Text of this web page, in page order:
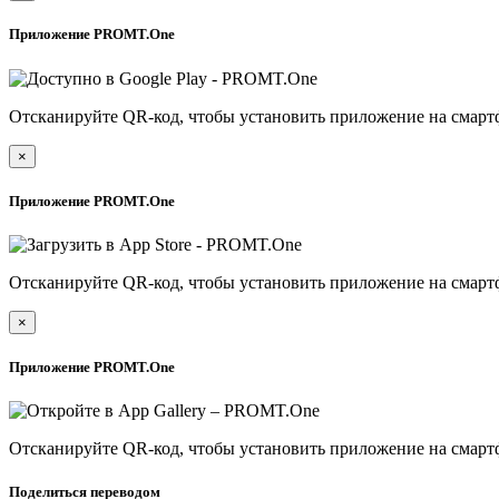
Приложение PROMT.One
Отсканируйте QR-код, чтобы установить приложение на
×
Приложение PROMT.One
Отсканируйте QR-код, чтобы установить приложение на
×
Приложение PROMT.One
Отсканируйте QR-код, чтобы установить приложение на
Поделиться переводом